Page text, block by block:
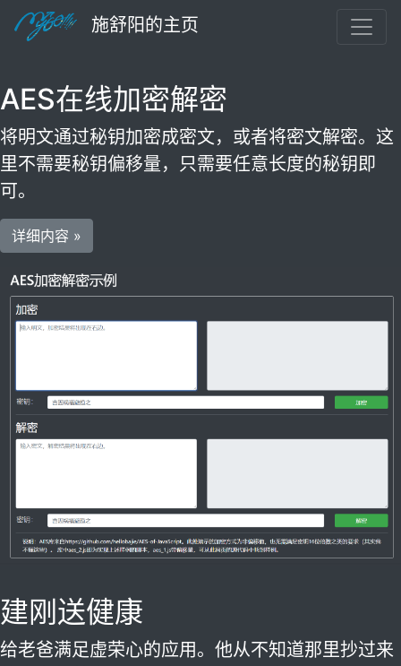
施舒阳的主页
AES在线加密解密
将明文通过秘钥加密成密文，或者将密文解密。这
里不需要秘钥偏移量，只需要任意长度的秘钥即
可。
详细内容 »
建刚送健康
给老爸满足虚荣心的应用。他从不知道那里抄过来